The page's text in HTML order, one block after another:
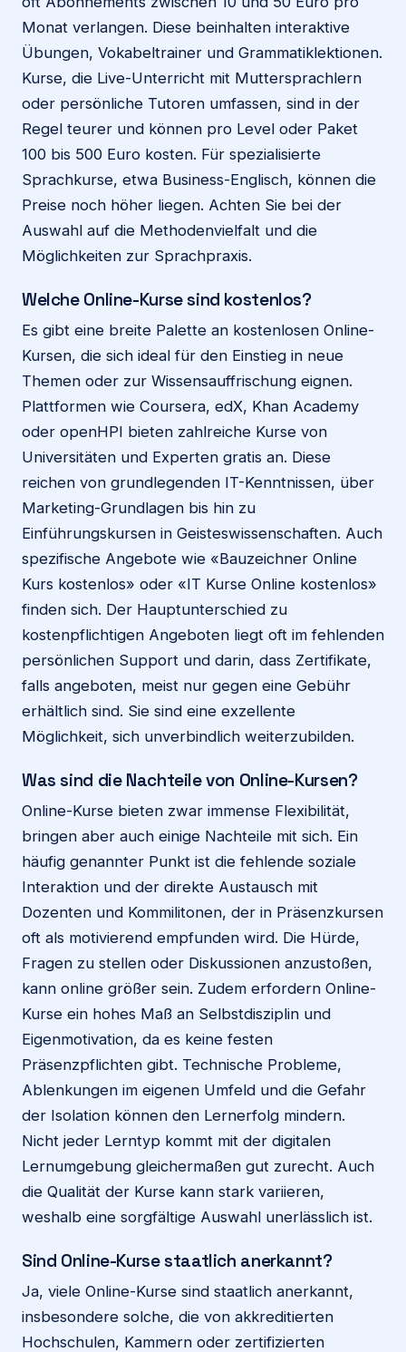
Monat verlangen. Diese beinhalten interaktive
Übungen, Vokabeltrainer und Grammatiklektionen.
Kurse, die Live-Unterricht mit Muttersprachlern
oder persönliche Tutoren umfassen, sind in der
Regel teurer und können pro Level oder Paket
100 bis 500 Euro kosten. Für spezialisierte
Sprachkurse, etwa Business-Englisch, können die
Preise noch höher liegen. Achten Sie bei der
Auswahl auf die Methodenvielfalt und die
Möglichkeiten zur Sprachpraxis.
Welche Online-Kurse sind kostenlos?
Es gibt eine breite Palette an kostenlosen Online-
Kursen, die sich ideal für den Einstieg in neue
Themen oder zur Wissensauffrischung eignen.
Plattformen wie Coursera, edX, Khan Academy
oder openHPI bieten zahlreiche Kurse von
Universitäten und Experten gratis an. Diese
reichen von grundlegenden IT-Kenntnissen, über
Marketing-Grundlagen bis hin zu
Einführungskursen in Geisteswissenschaften. Auch
spezifische Angebote wie «Bauzeichner Online
Kurs kostenlos» oder «IT Kurse Online kostenlos»
finden sich. Der Hauptunterschied zu
kostenpflichtigen Angeboten liegt oft im fehlenden
persönlichen Support und darin, dass Zertifikate,
falls angeboten, meist nur gegen eine Gebühr
erhältlich sind. Sie sind eine exzellente
Möglichkeit, sich unverbindlich weiterzubilden.
Was sind die Nachteile von Online-Kursen?
Online-Kurse bieten zwar immense Flexibilität,
bringen aber auch einige Nachteile mit sich. Ein
häufig genannter Punkt ist die fehlende soziale
Interaktion und der direkte Austausch mit
Dozenten und Kommilitonen, der in Präsenzkursen
oft als motivierend empfunden wird. Die Hürde,
Fragen zu stellen oder Diskussionen anzustoßen,
kann online größer sein. Zudem erfordern Online-
Kurse ein hohes Maß an Selbstdisziplin und
Eigenmotivation, da es keine festen
Präsenzpflichten gibt. Technische Probleme,
Ablenkungen im eigenen Umfeld und die Gefahr
der Isolation können den Lernerfolg mindern.
Nicht jeder Lerntyp kommt mit der digitalen
Lernumgebung gleichermaßen gut zurecht. Auch
die Qualität der Kurse kann stark variieren,
weshalb eine sorgfältige Auswahl unerlässlich ist.
Sind Online-Kurse staatlich anerkannt?
Ja, viele Online-Kurse sind staatlich anerkannt,
insbesondere solche, die von akkreditierten
Hochschulen, Kammern oder zertifizierten